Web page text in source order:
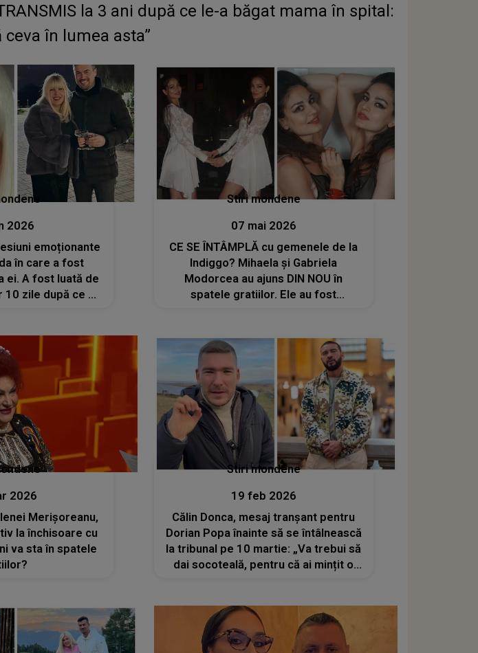
la 3 ani după ce le-a băgat mama în spital:
în lumea asta”
2026
emoționante
în care a fost
ei. A fost luată de
10 zile după ce a
Stiri mondene
07 mai 2026
CE SE ÎNTÂMPLĂ cu gemenele de la
Indiggo? Mihaela și Gabriela
Modorcea au ajuns DIN NOU în
spatele gratiilor. Ele au fost
2026
Merișoreanu,
la închisoare cu
va sta în spatele
Stiri mondene
19 feb 2026
Călin Donca, mesaj tranșant pentru
Dorian Popa înainte să se întâlnească
la tribunal pe 10 martie: „Va trebui să
dai socoteală, pentru că ai mințit o